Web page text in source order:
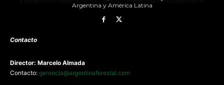
Argentina y América Latina
Contacto
Director: Marcelo Almada
Contacto: gerencia@argentinaforestal.com